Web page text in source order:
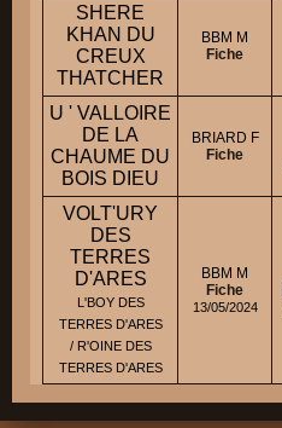
SHERE
KHAN DU
CREUX
THATCHER
BBM M
Fiche
U ' VALLOIRE
DE LA
CHAUME DU
BOIS DIEU
BRIARD F
Fiche
VOLT'URY
DES
TERRES
D'ARES
L'BOY DES
TERRES D'ARES
/ R'OINE DES
TERRES D'ARES
BBM M
Fiche
13/05/2024